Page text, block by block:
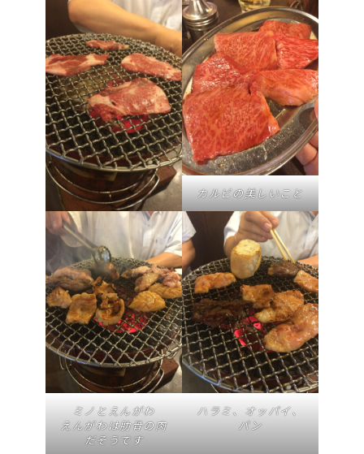
カルビの美しいこと
ミノとえんがわ
えんがわは肋骨の肉
だそうです
ハラミ、オッパイ、
パン